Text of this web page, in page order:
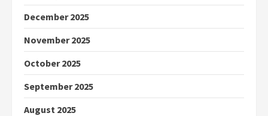
December 2025
November 2025
October 2025
September 2025
August 2025